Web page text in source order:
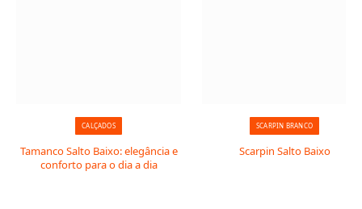
CALÇADOS
Tamanco Salto Baixo: elegância e
conforto para o dia a dia
SCARPIN BRANCO
Scarpin Salto Baixo